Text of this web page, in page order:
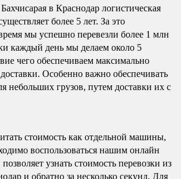
в Краснодар логистическая
более 5 лет. За это
мы успешно перевезли более 1 млн
каждый день мы делаем около 5
чего обеспечиваем максимально
Особенно важно обеспечивать
небольших грузов, путем доставки их с
стоимость как отдельной машины,
воспользоваться нашим онлайн
узнать стоимость перевозки из
и обратно за несколько секунд. Для